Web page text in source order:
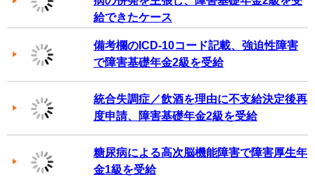
給できたケース
備考欄のICD-10コード記載、強迫性障害
で障害基礎年金2級を受給
統合失調症／飲酒を理由に不支給決定後再
度申請、障害基礎年金2級を受給
糖尿病による高次脳機能障害で障害厚生年
金1級を受給